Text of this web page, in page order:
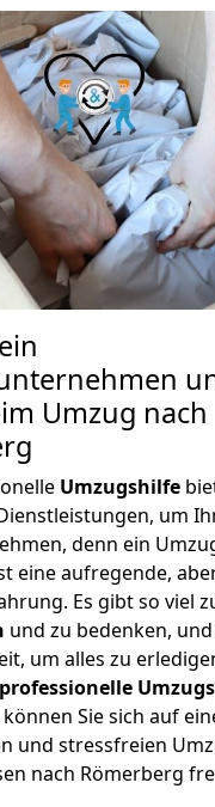
Umzug nach
Umzugshilfe
um
denn ein
eine aufregende,
Es gibt so viel
und zu bedenken,
um alles zu
professionelle
Sie sich auf
und stressfreien
nach Römerberg